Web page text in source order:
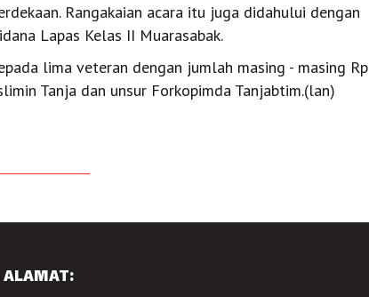
Rangakaian acara itu juga didahului dengan
Lapas Kelas II Muarasabak.
lima veteran dengan jumlah masing - masing Rp
Tanja dan unsur Forkopimda Tanjabtim.(lan)
ALAMAT: